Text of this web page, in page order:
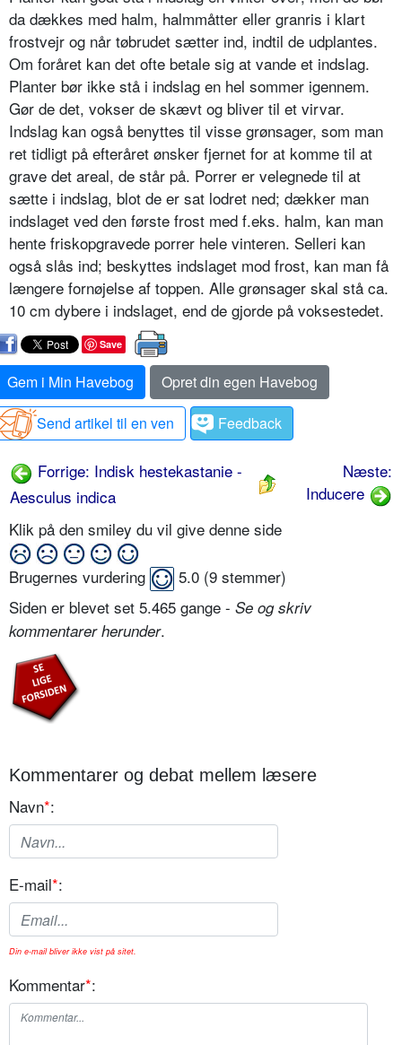
da dækkes med halm, halmmåtter eller granris i klart
frostvejr og når tøbrudet sætter ind, indtil de udplantes.
Om foråret kan det ofte betale sig at vande et indslag.
Planter bør ikke stå i indslag en hel sommer igennem.
Gør de det, vokser de skævt og bliver til et virvar.
Indslag kan også benyttes til visse grønsager, som man
ret tidligt på efter­året ønsker fjernet for at komme til at
grave det areal, de står på. Porrer er velegnede til at
sætte i indslag, blot de er sat lodret ned; dækker man
indsla­get ved den første frost med f.eks. halm, kan man
hente friskopgravede porrer hele vinteren. Selleri kan
også slås ind; beskyttes indslaget mod frost, kan man få
længere fornøjelse af top­pen. Alle grønsager skal stå ca.
10 cm dybere i indslaget, end de gjorde på voksestedet.
Save
Gem i Min Havebog
Opret din egen Havebog
Send artikel til en ven
Feedback
Forrige: Indisk hestekastanie -
Aesculus indica
Næste:
Inducere
Klik på den smiley du vil give denne side
Brugernes vurdering 5.0 (9 stemmer)
Siden er blevet set 5.465 gange - Se og skriv
kommentarer herunder.
Kommentarer og debat mellem læsere
Navn*:
E-mail*:
Din e-mail bliver ikke vist på sitet.
Kommentar*: